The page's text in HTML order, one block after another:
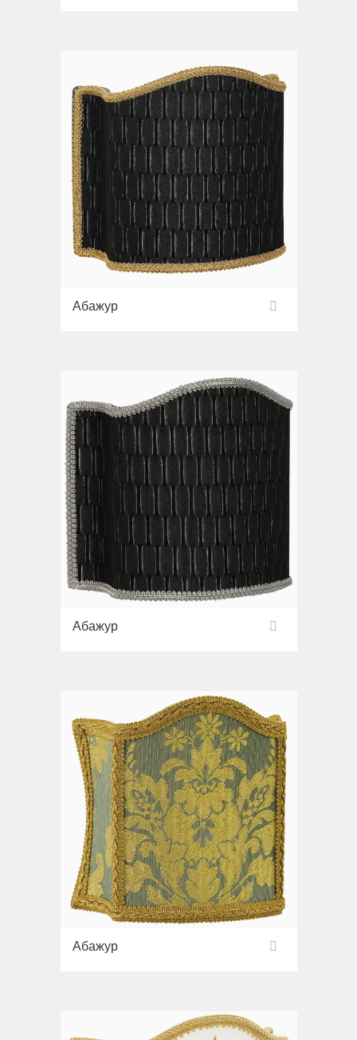
Абажур
Абажур
Абажур